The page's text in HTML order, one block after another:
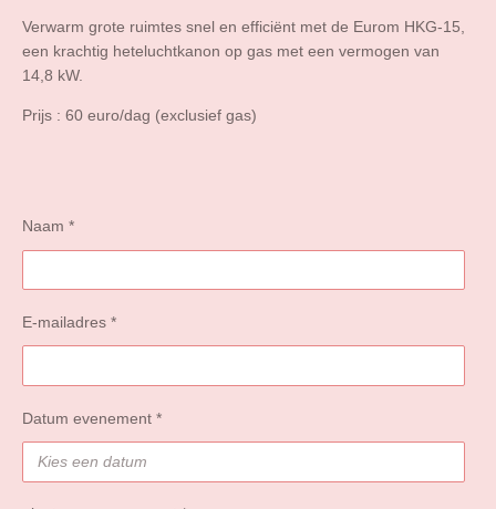
Verwarm grote ruimtes snel en efficiënt met de Eurom HKG-15,
een krachtig heteluchtkanon op gas met een vermogen van
14,8 kW.
Prijs : 60 euro/dag (exclusief gas)
Naam *
E-mailadres *
Datum evenement *